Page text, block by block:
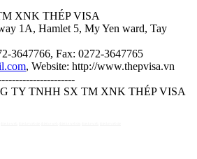
XNK THÉP VISA
1A, Hamlet 5, My Yen ward, Tay
3647766, Fax: 0272-3647765
, Website: http://www.thepvisa.vn
TY TNHH SX TM XNK THÉP VISA